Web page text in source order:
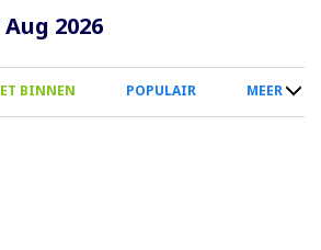
Overslaan
naar
inhoud
2026
BINNEN POPULAIR MEER